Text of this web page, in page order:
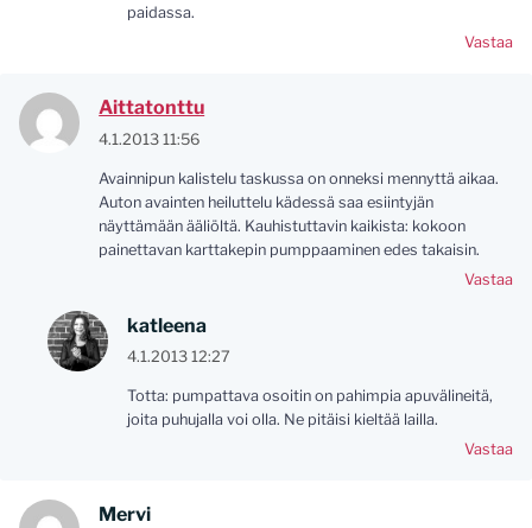
paidassa.
Vastaa
Aittatonttu
4.1.2013 11:56
Avainnipun kalistelu taskussa on onneksi mennyttä aikaa.
Auton avainten heiluttelu kädessä saa esiintyjän
näyttämään ääliöltä. Kauhistuttavin kaikista: kokoon
painettavan karttakepin pumppaaminen edes takaisin.
Vastaa
katleena
4.1.2013 12:27
Totta: pumpattava osoitin on pahimpia apuvälineitä,
joita puhujalla voi olla. Ne pitäisi kieltää lailla.
Vastaa
Mervi